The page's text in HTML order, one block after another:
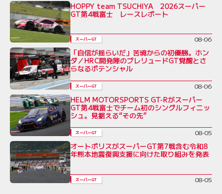
HOPPY team TSUCHIYA 2026スーパー
GT第4戦富士 レースレポート
スーパーGT 08-06
「自信が揺らいだ」苦境からの初優勝。ホン
ダ／HRC開発陣のプレリュードGT覚醒とさ
らなるポテンシャル
スーパーGT 08-06
HELM MOTORSPORTS GT-Rがスーパー
GT第4戦富士でチーム初のシングルフィニッ
シュ。見据える“その先”
スーパーGT 08-05
オートポリスがスーパーGT第7戦含む令和8
年熊本地震復興支援に向けた取り組みを発表
スーパーGT 08-05